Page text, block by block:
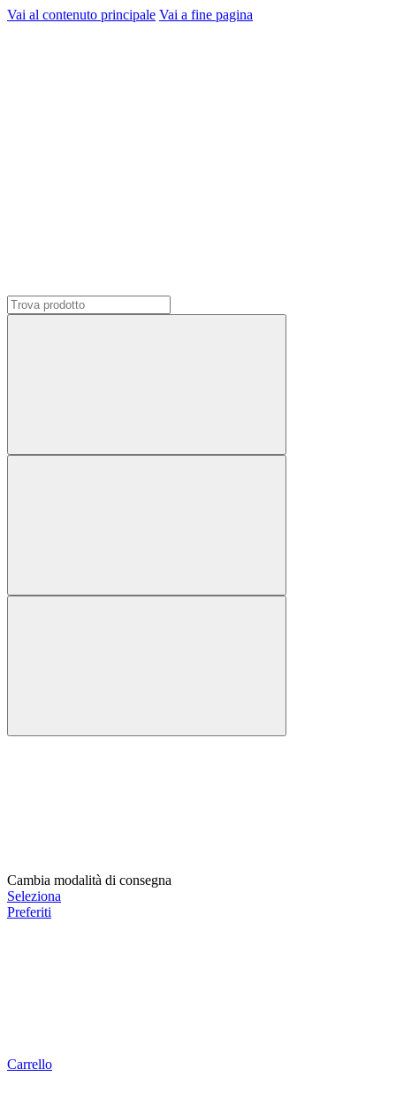
Vai al contenuto principale Vai a fine pagina
Cambia modalità di consegna
Seleziona
Preferiti
Carrello